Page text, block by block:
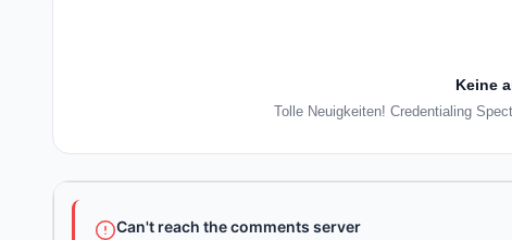
Keine
Tolle Neuigkeiten! Credentialing
Can't reach the comments server